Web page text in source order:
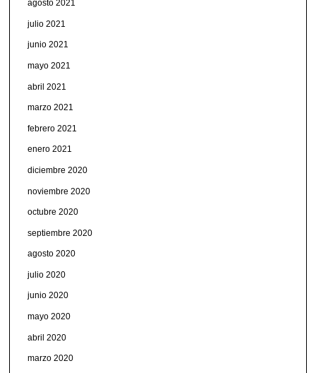
agosto 2021
julio 2021
junio 2021
mayo 2021
abril 2021
marzo 2021
febrero 2021
enero 2021
diciembre 2020
noviembre 2020
octubre 2020
septiembre 2020
agosto 2020
julio 2020
junio 2020
mayo 2020
abril 2020
marzo 2020